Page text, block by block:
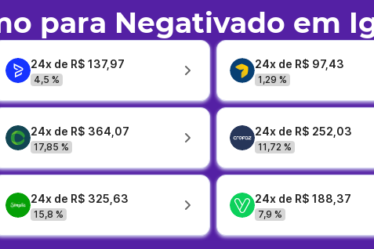
para Negativado em
24x de R$ 137,97
4,5 %
24x de R$ 97,43
1,29 %
24x de R$ 364,07
17,85 %
24x de R$ 252,03
11,72 %
24x de R$ 325,63
15,8 %
24x de R$ 188,37
7,9 %